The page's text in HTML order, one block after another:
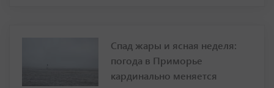
Спад жары и ясная неделя:
погода в Приморье
кардинально меняется